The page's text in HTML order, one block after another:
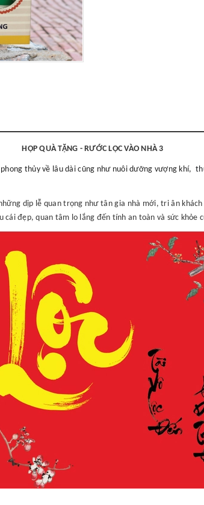
HỘP QUÀ TẶNG - RƯỚC LỘC VÀO NHÀ 3
thủy về lâu dài cũng như nuôi dưỡng vượng khí,
dịp lễ quan trọng như tân gia nhà mới, tri ân
đẹp, quan tâm lo lắng đến tính an toàn và sức khỏe